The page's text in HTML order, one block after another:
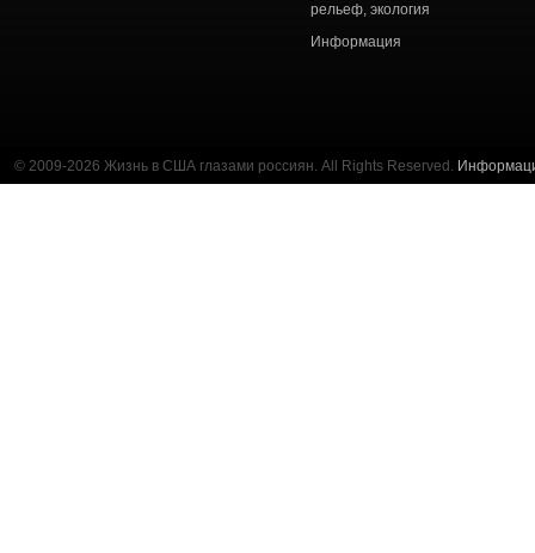
рельеф, экология
Информация
© 2009-2026 Жизнь в США глазами россиян. All Rights Reserved.